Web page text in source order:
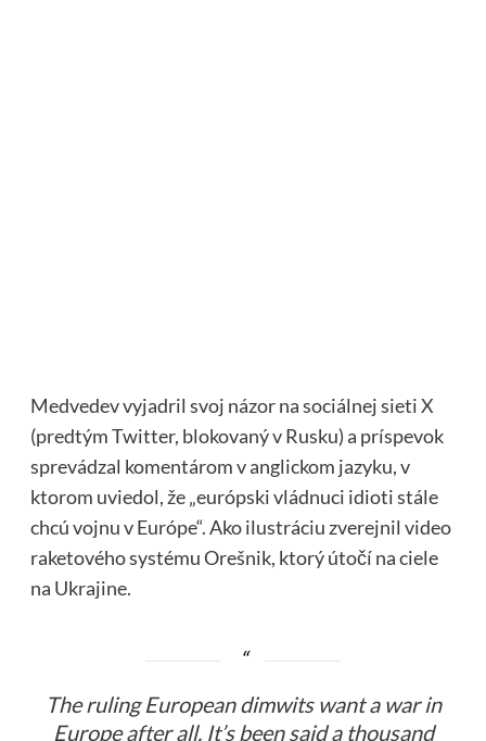
Medvedev vyjadril svoj názor na sociálnej sietiX
(predtým Twitter, blokovaný v Rusku) a príspevok
sprevádzal komentárom v anglickom jazyku, v
ktorom uviedol, že „európski vládnuci idioti stále
chcú vojnu v Európe“. Ako ilustráciu zverejnil video
raketového systému Orešnik, ktorý útočí na ciele
na Ukrajine.
The ruling European dimwits want a war in
Europe after all. It’s been said a thousand